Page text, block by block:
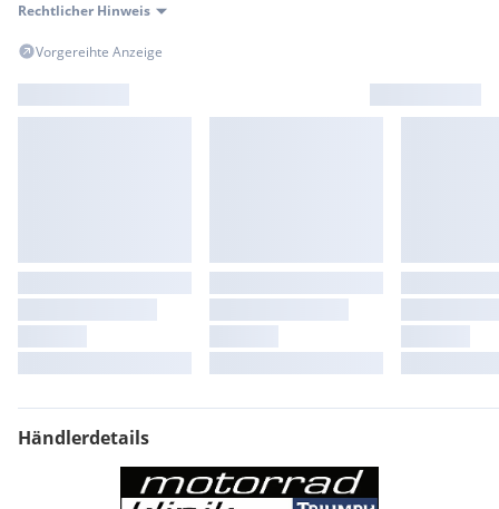
Rechtlicher Hinweis
Vorgereihte Anzeige
Händlerdetails